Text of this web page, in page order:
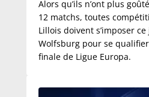
Alors qu’ils n’ont plus
12 matchs, toutes
Lillois doivent s’imposer
Wolfsburg pour se
finale de Ligue Europa.